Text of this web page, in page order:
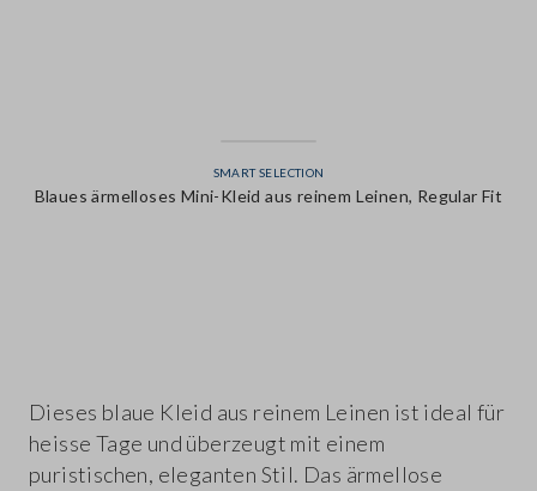
SMART SELECTION
Blaues ärmelloses Mini-Kleid aus reinem Leinen, Regular Fit
Dieses blaue Kleid aus reinem Leinen ist ideal für
heisse Tage und überzeugt mit einem
puristischen, eleganten Stil. Das ärmellose